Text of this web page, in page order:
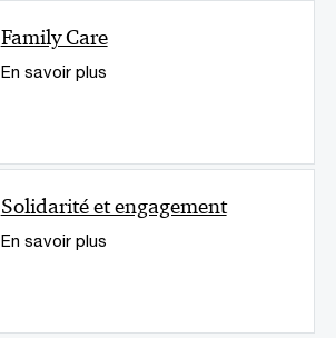
Family Care
En savoir plus
Solidarité et engagement
En savoir plus